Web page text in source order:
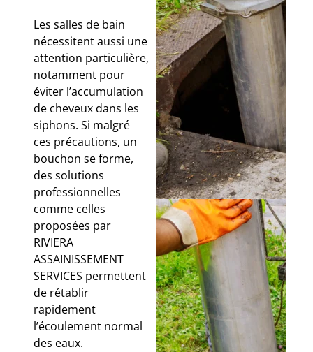
Les salles de bain
nécessitent aussi une
attention particulière,
notamment pour
éviter l’accumulation
de cheveux dans les
siphons. Si malgré
ces précautions, un
bouchon se forme,
des solutions
professionnelles
comme celles
proposées par
RIVIERA
ASSAINISSEMENT
SERVICES permettent
de rétablir
rapidement
l’écoulement normal
des eaux.